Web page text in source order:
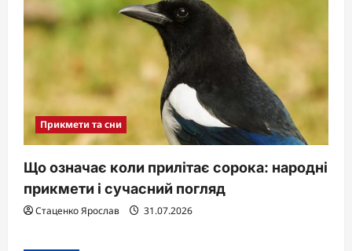
Прикмети та сни
Що означає коли прилітає сорока: народні
прикмети і сучасний погляд
Стаценко Ярослав 31.07.2026